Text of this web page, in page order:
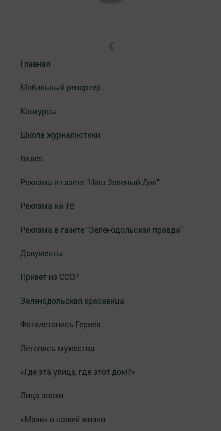
Главная
Мобильный репортер
Конкурсы
Школа журналистики
Видео
Реклама в газете "Наш Зеленый Дол"
Реклама на ТВ
Реклама в газете "Зеленодольская правда"
Документы
Привет из СССР
Зеленодольская красавица
Фотолетопись Героев
Летопись мужества
«Где эта улица, где этот дом?»
Лица эпохи
«Маяк» в нашей жизни